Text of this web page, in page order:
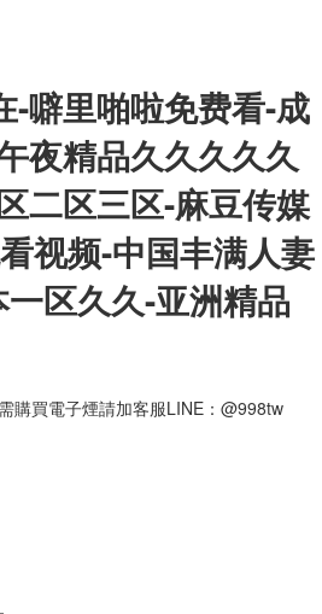
-噼里啪啦免费看-成
夜精品久久久久久
二区三区-麻豆传媒
视频-中国丰满人妻
区久久-亚洲精品
購買電子煙請加客服LINE：@998tw